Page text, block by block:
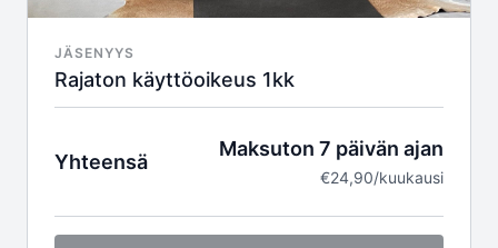
JÄSENYYS
Rajaton käyttöoikeus 1kk
Yhteensä
Maksuton 7 päivän ajan
€24,90/kuukausi